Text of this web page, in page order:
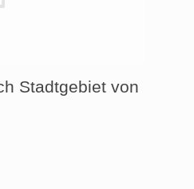
Stadtgebiet von